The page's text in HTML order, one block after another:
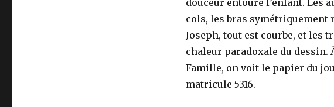
cols, les bras symétriquement
Joseph, tout est courbe, et
chaleur paradoxale du dessin.
Famille, on voit le papier du
matricule 5316.